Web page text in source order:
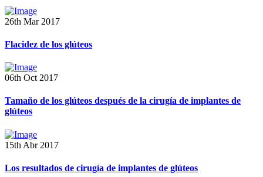
26th Mar 2017
Flacidez de los glúteos
06th Oct 2017
Tamaño de los glúteos después de la cirugía de implantes de
glúteos
15th Abr 2017
Los resultados de cirugía de implantes de glúteos